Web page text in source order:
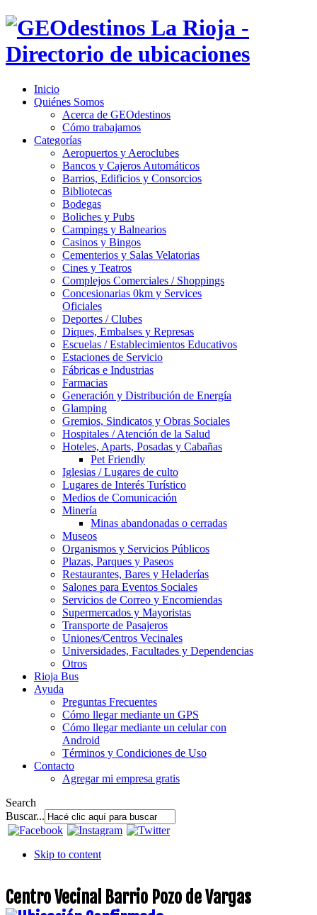
Inicio
Quiénes Somos
Acerca de GEOdestinos
Cómo trabajamos
Categorías
Aeropuertos y Aeroclubes
Bancos y Cajeros Automáticos
Barrios, Edificios y Consorcios
Bibliotecas
Bodegas
Boliches y Pubs
Campings y Balnearios
Casinos y Bingos
Cementerios y Salas Velatorias
Cines y Teatros
Complejos Comerciales / Shoppings
Concesionarias 0km y Services
Oficiales
Deportes / Clubes
Diques, Embalses y Represas
Escuelas / Establecimientos Educativos
Estaciones de Servicio
Fábricas e Industrias
Farmacias
Generación y Distribución de Energía
Glamping
Gremios, Sindicatos y Obras Sociales
Hospitales / Atención de la Salud
Hoteles, Aparts, Posadas y Cabañas
Pet Friendly
Iglesias / Lugares de culto
Lugares de Interés Turístico
Medios de Comunicación
Minería
Minas abandonadas o cerradas
Museos
Organismos y Servicios Públicos
Plazas, Parques y Paseos
Restaurantes, Bares y Heladerías
Salones para Eventos Sociales
Servicios de Correo y Encomiendas
Supermercados y Mayoristas
Transporte de Pasajeros
Uniones/Centros Vecinales
Universidades, Facultades y Dependencias
Otros
Rioja Bus
Ayuda
Preguntas Frecuentes
Cómo llegar mediante un GPS
Cómo llegar mediante un celular con
Android
Términos y Condiciones de Uso
Contacto
Agregar mi empresa gratis
Search
Buscar...
Skip to content
Centro Vecinal Barrio Pozo de Vargas